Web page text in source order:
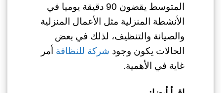
المتوسط يقضون 90 دقيقة يوميا في
الأنشطة المنزلية مثل الأعمال المنزلية
والصيانة والتنظيف، لذلك في بعض
الحالات يكون وجود شركة للنظافة أمر
غاية في الأهمية.